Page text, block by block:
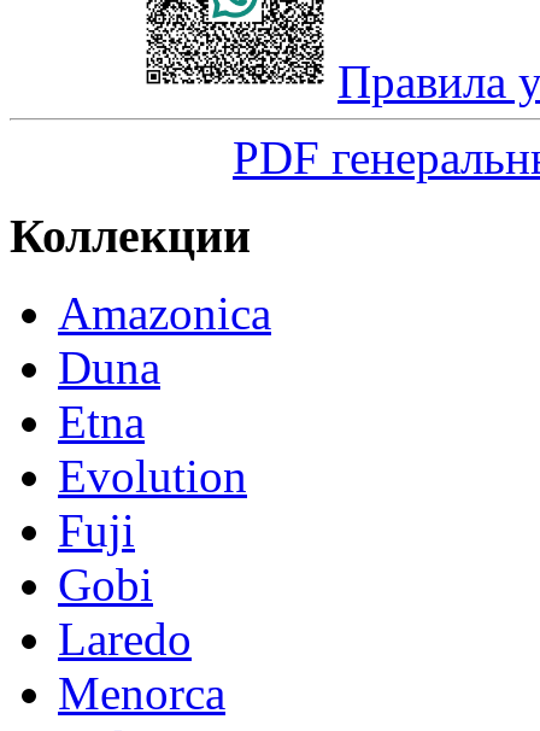
Правила
PDF
Коллекции
Amazonica
Duna
Etna
Evolution
Fuji
Gobi
Laredo
Menorca